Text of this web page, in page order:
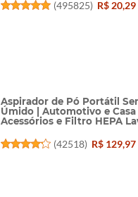
(495825) R$ 20,29
Aspirador de Pó Portátil
Úmido | Automotivo e
Acessórios e Filtro HEPA
(42518) R$ 129,97